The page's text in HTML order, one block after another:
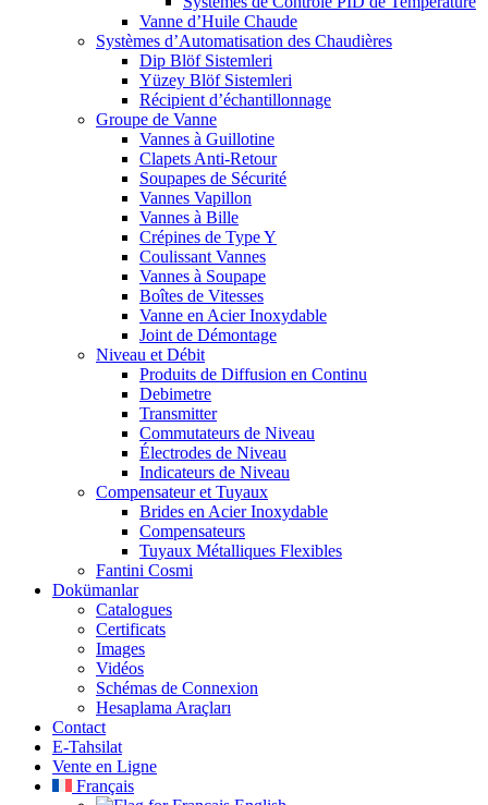
Vanne d’Huile Chaude
Systèmes d’Automatisation des Chaudières
Dip Blöf Sistemleri
Yüzey Blöf Sistemleri
Récipient d’échantillonnage
Groupe de Vanne
Vannes à Guillotine
Clapets Anti-Retour
Soupapes de Sécurité
Vannes Vapillon
Vannes à Bille
Crépines de Type Y
Coulissant Vannes
Vannes à Soupape
Boîtes de Vitesses
Vanne en Acier Inoxydable
Joint de Démontage
Niveau et Débit
Produits de Diffusion en Continu
Debimetre
Transmitter
Commutateurs de Niveau
Électrodes de Niveau
Indicateurs de Niveau
Compensateur et Tuyaux
Brides en Acier Inoxydable
Compensateurs
Tuyaux Métalliques Flexibles
Fantini Cosmi
Dokümanlar
Catalogues
Certificats
Images
Vidéos
Schémas de Connexion
Hesaplama Araçları
Contact
E-Tahsilat
Vente en Ligne
Français